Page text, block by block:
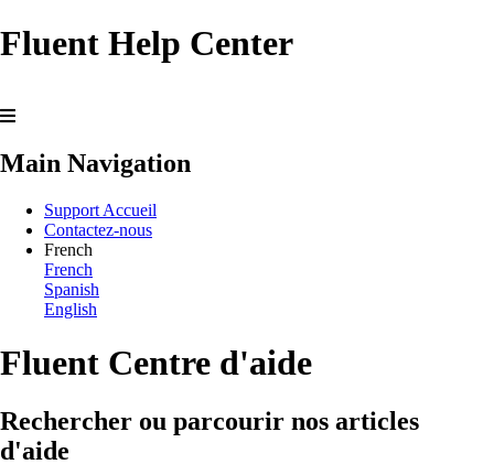
Fluent Help Center
Main Navigation
Support Accueil
Contactez-nous
French
French
Spanish
English
Fluent Centre d'aide
Rechercher ou parcourir nos articles
d'aide